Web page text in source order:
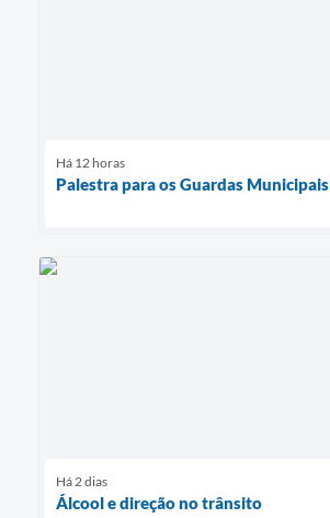
Há 12 horas
Palestra para os Guardas Municipais
Há 2 dias
Álcool e direção no trânsito